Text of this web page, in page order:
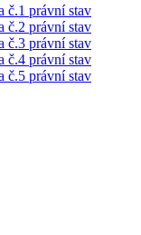
č.1 právní stav
č.2 právní stav
č.3 právní stav
č.4 právní stav
č.5 právní stav